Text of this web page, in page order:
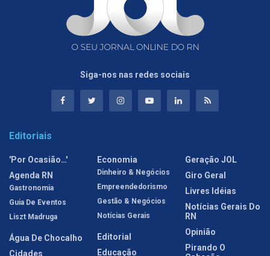
Siga-nos nas redes sociais
Editoriais
'Por Ocasião…'
Agenda RN
Gastronomia
Guia De Eventos
Liszt Madruga
Água De Chocalho
Cidades
Economia
Dinheiro & Negócios
Empreendedorismo
Gestão & Negócios
Notícias Gerais
Editorial
Educação
Geração JOL
Giro Geral
Livres Idéias
Notícias Gerais Do
RN
Opinião
Pirando O